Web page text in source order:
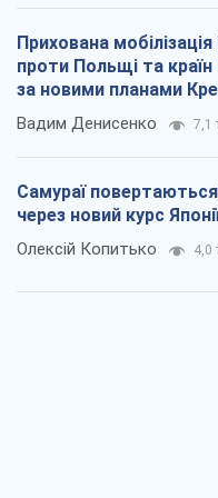
Прихована мобілізація
проти Польщі та країн
за новими планами
Вадим Денисенко 7,1
Самураї
через новий курс
Олексій Копитько 4,0